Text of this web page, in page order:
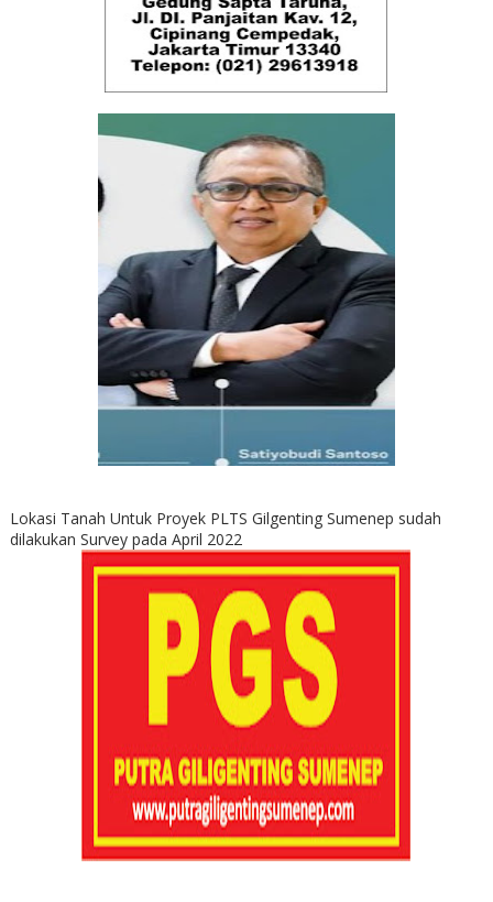
Lokasi Tanah Untuk Proyek PLTS Gilgenting Sumenep sudah
dilakukan Survey pada April 2022